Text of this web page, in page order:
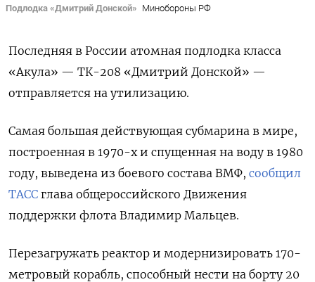
Подлодка «Дмитрий Донской» Минобороны РФ
Последняя в России атомная подлодка класса
«Акула» — ТК-208 «Дмитрий Донской» —
отправляется на утилизацию.
Самая большая действующая субмарина в мире,
построенная в 1970-х и спущенная на воду в 1980
году, выведена из боевого состава ВМФ, сообщил
ТАСС глава общероссийского Движения
поддержки флота Владимир Мальцев.
Перезагружать реактор и модернизировать 170-
метровый корабль, способный нести на борту 20